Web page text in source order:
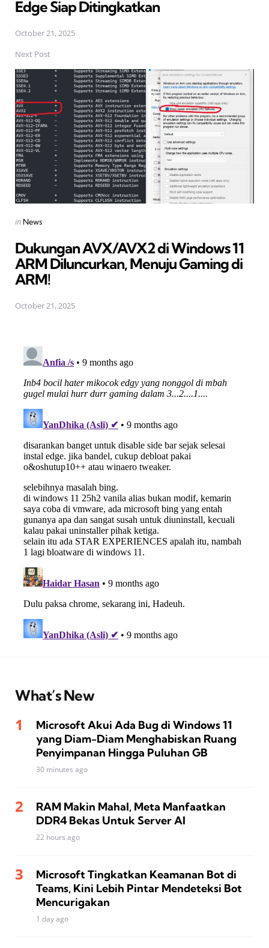
Edge Siap Ditingkatkan
October 21, 2025
Next Post
Posted
in News
Dukungan AVX/AVX2 di Windows 11
ARM Diluncurkan, Menuju Gaming di
ARM!
October 21, 2025
What’s New
Microsoft Akui Ada Bug di Windows 11
yang Diam-Diam Menghabiskan Ruang
Penyimpanan Hingga Puluhan GB
30 minutes ago
RAM Makin Mahal, Meta Manfaatkan
DDR4 Bekas Untuk Server AI
22 hours ago
Microsoft Tingkatkan Keamanan Bot di
Teams, Kini Lebih Pintar Mendeteksi Bot
Mencurigakan
1 day ago